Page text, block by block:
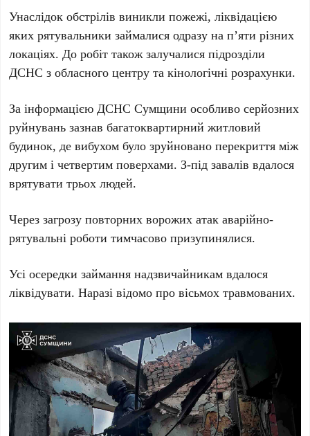
Унаслідок обстрілів виникли пожежі, ліквідацією
яких рятувальники займалися одразу на п’яти різних
локаціях. До робіт також залучалися підрозділи
ДСНС з обласного центру та кінологічні розрахунки.
За інформацією ДСНС Сумщини особливо серйозних
руйнувань зазнав багатоквартирний житловий
будинок, де вибухом було зруйновано перекриття між
другим і четвертим поверхами. З-під завалів вдалося
врятувати трьох людей.
Через загрозу повторних ворожих атак аварійно-
рятувальні роботи тимчасово призупинялися.
Усі осередки займання надзвичайникам вдалося
ліквідувати. Наразі відомо про вісьмох травмованих.